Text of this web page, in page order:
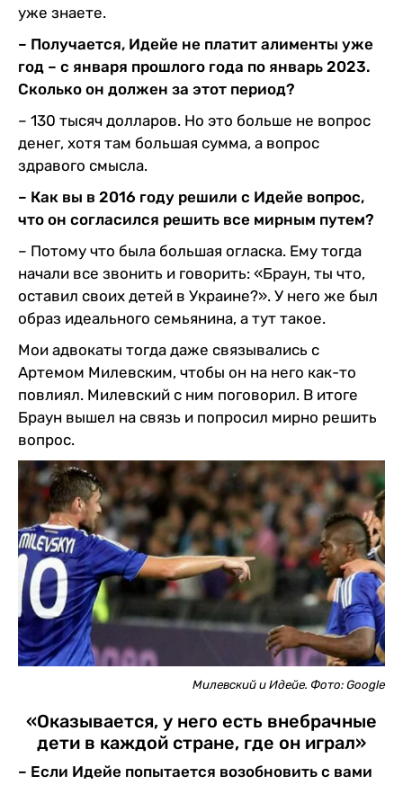
уже знаете.
– Получается, Идейе не платит алименты уже
год – с января прошлого года по январь 2023.
Сколько он должен за этот период?
– 130 тысяч долларов. Но это больше не вопрос
денег, хотя там большая сумма, а вопрос
здравого смысла.
– Как вы в 2016 году решили с Идейе вопрос,
что он согласился решить все мирным путем?
– Потому что была большая огласка. Ему тогда
начали все звонить и говорить: «Браун, ты что,
оставил своих детей в Украине?». У него же был
образ идеального семьянина, а тут такое.
Мои адвокаты тогда даже связывались с
Артемом Милевским, чтобы он на него как-то
повлиял. Милевский с ним поговорил. В итоге
Браун вышел на связь и попросил мирно решить
вопрос.
Милевский и Идейе. Фото: Google
«Оказывается, у него есть внебрачные
дети в каждой стране, где он играл»
– Если Идейе попытается возобновить с вами